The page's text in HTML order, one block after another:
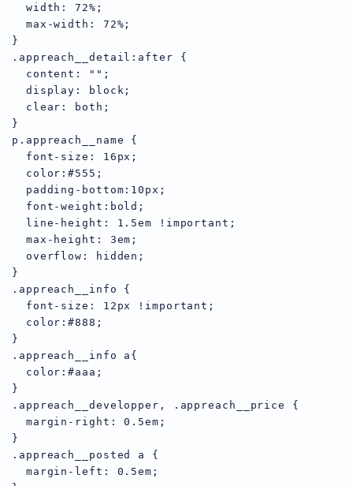
  width: 72%;
  max-width: 72%;
}
.appreach__detail:after {
  content: "";
  display: block;
  clear: both;
}
p.appreach__name {
  font-size: 16px;
  color:#555;
  padding-bottom:10px;
  font-weight:bold;
  line-height: 1.5em !important;
  max-height: 3em;
  overflow: hidden;
}
.appreach__info {
  font-size: 12px !important;
  color:#888;
}
.appreach__info a{
  color:#aaa;
}
.appreach__developper, .appreach__price {
  margin-right: 0.5em;
}
.appreach__posted a {
  margin-left: 0.5em;